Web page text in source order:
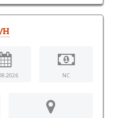
H
2026 NC